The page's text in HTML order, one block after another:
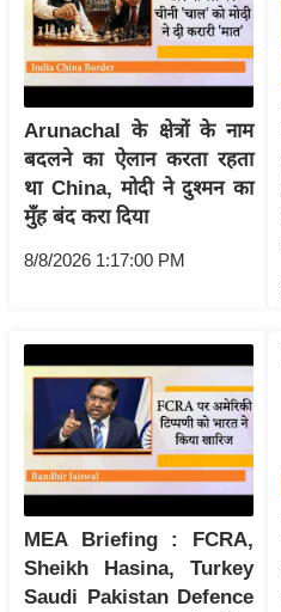
व
र्ल्ड
न्यू
ज
ब्री
फ
म
रं
ज
बॉ
ली
वु
ड
हॉ
Arunachal के क्षेत्रों के नाम
बदलने का ऐलान करता रहता
था China, मोदी ने दुश्मन का
मुँह बंद करा दिया
8/8/2026 1:17:00 PM
MEA Briefing : FCRA,
Sheikh Hasina, Turkey
Saudi Pakistan Defence